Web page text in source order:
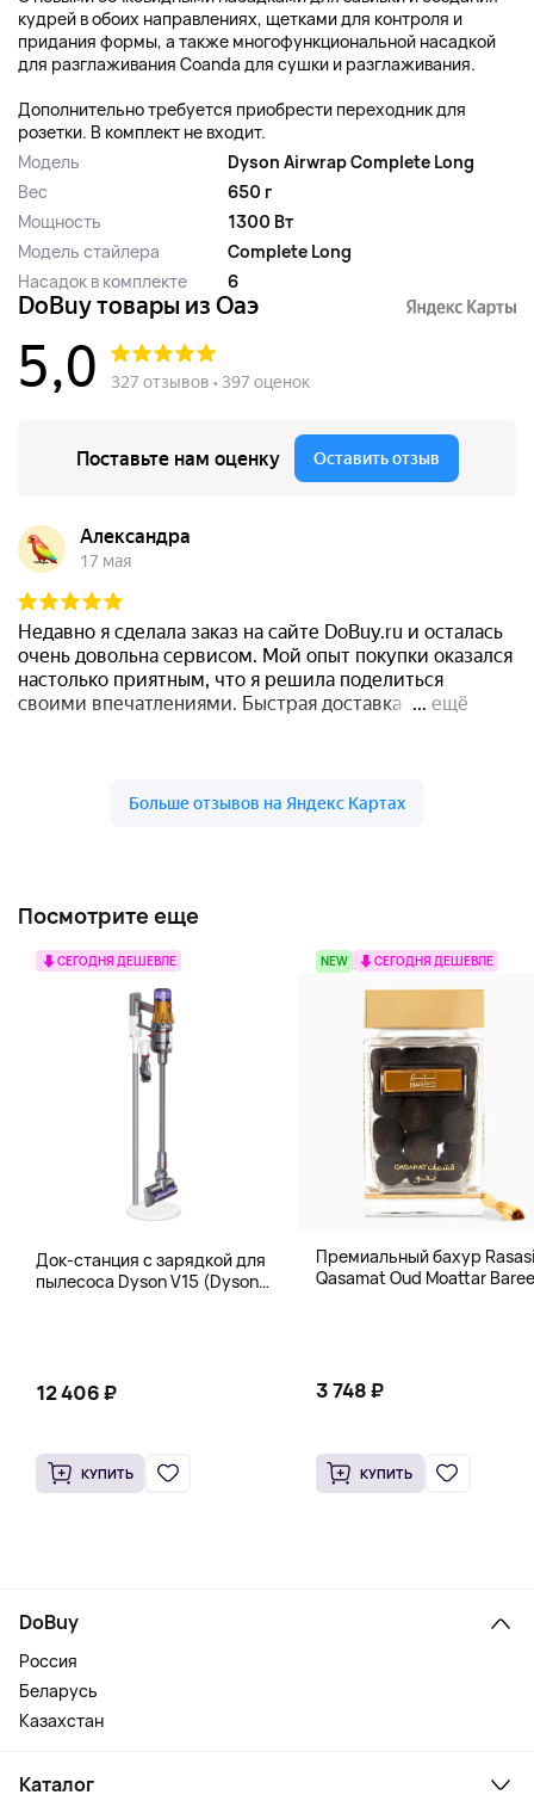
кудрей в обоих направлениях, щетками для контроля и
придания формы, а также многофункциональной насадкой
для разглаживания Coanda для сушки и разглаживания.
Дополнительно требуется приобрести переходник для
розетки. В комплект не входит.
Модель
Dyson Airwrap Complete Long
Вес
650 г
Мощность
1300 Вт
Модель стайлера
Complete Long
Насадок в комплекте
6
Посмотрите еще
СЕГОДНЯ ДЕШЕВЛЕ
Док-станция с зарядкой для
пылесоса Dyson V15 (Dyson
12 406 ₽
КУПИТЬ
NEW СЕГОДНЯ ДЕШЕВЛЕ
Премиальный бахур Rasasi
Qasamat Oud Moattar
3 748 ₽
КУПИТЬ
DoBuy
Россия
Беларусь
Казахстан
Каталог